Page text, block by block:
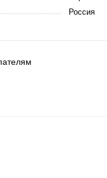
Россия